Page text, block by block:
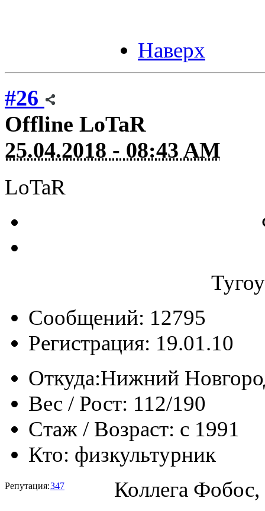
Наверх
#26
Offline LoTaR
25.04.2018 - 08:43 AM
LoTaR
Сообщений: 12795
Регистрация: 19.01.10
Откуда:Нижний
Вес / Рост: 112/190
Стаж / Возраст: с 1991
Кто: физкультурник
Репутация:347
Коллега